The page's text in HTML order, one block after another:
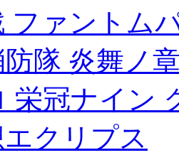
ファントム
隊 炎舞ノ
栄冠ナイン
クリプス